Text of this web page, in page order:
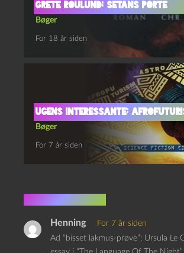
Grete Roulund: Setans porte
Bøger
For 18 år siden
Ugens interessante:
Bøger
For 7 år siden
3 kommentarer
Henning
For 7 år siden
Ad “bisset lakmus-prøve”: Ursula Le